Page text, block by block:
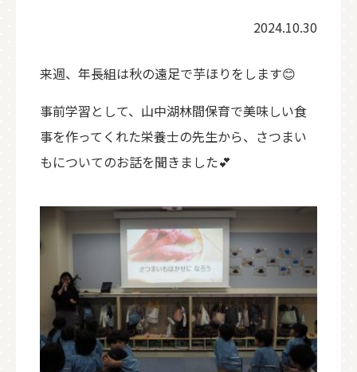
2024.10.30
来週、年長組は秋の遠足で芋ほりをします😊
事前学習として、山中湖林間保育で美味しい食
事を作ってくれた栄養士の先生から、さつまい
もについてのお話を聞きました💕